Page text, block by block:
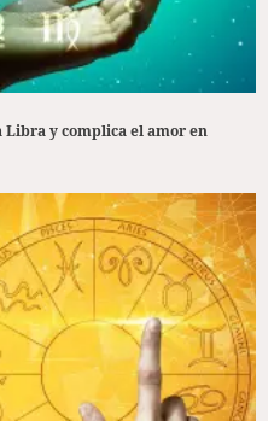
Libra y complica el amor en